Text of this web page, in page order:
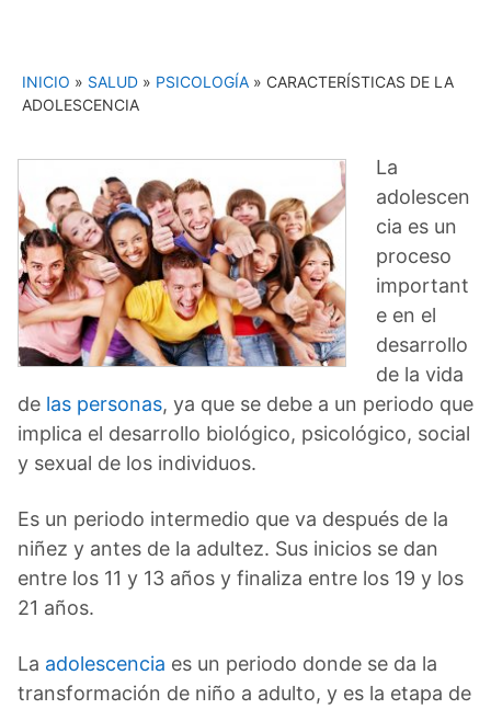
INICIO » SALUD » PSICOLOGÍA » CARACTERÍSTICAS DE LA
ADOLESCENCIA
La
adolescen
cia es un
proceso
important
e en el
desarrollo
de la vida
de las personas, ya que se debe a un periodo que
implica el desarrollo biológico, psicológico, social
y sexual de los individuos.
Es un periodo intermedio que va después de la
niñez y antes de la adultez. Sus inicios se dan
entre los 11 y 13 años y finaliza entre los 19 y los
21 años.
La adolescencia es un periodo donde se da la
transformación de niño a adulto, y es la etapa de